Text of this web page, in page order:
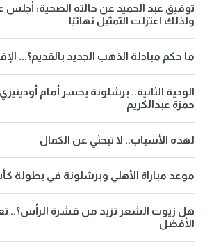
توفيق عبد الحميد عن حالته الصحية:
ولذلك اعتزلت التمثيل نهائيًا
ما حكم مبادلة الذهب الجديد بالقديم؟...
الودية الثانية.. برشلونة يخسر أمام
حمزة عبدالكريم
لهذه الأسباب.. لا تبحثي عن الكمال
موعد مباراة الأهلي وبرشلونة في بطولة
هل زيوت الشعر تزيد من قشرة الرأس؟..
الأفضل